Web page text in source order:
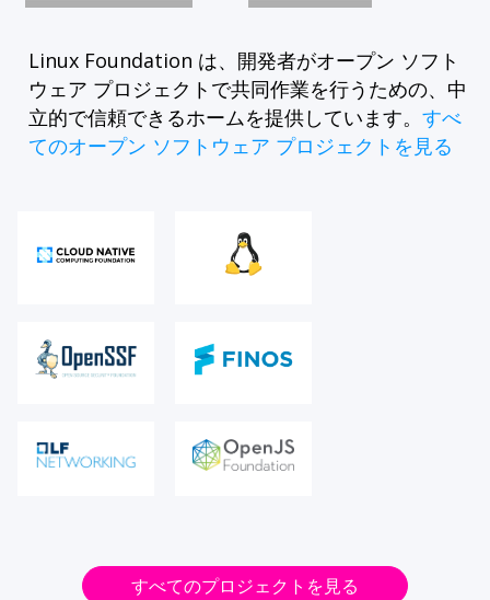
Linux Foundation は、開発者がオープン ソフト
ウェア プロジェクトで共同作業を行うための、中
立的で信頼できるホームを提供しています。 すべ
てのオープン ソフトウェア プロジェクトを見る
すべてのプロジェクトを見る